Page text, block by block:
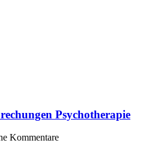
Psychotherapie
Kommentare